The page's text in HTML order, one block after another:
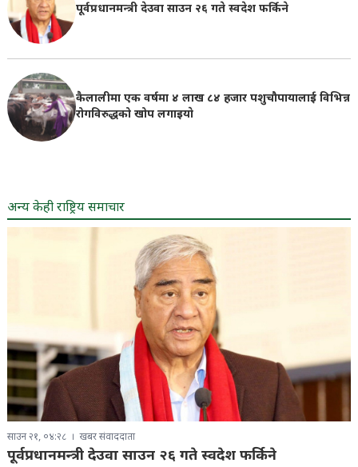
पूर्वप्रधानमन्त्री देउवा साउन २६ गते स्वदेश फर्किने
कैलालीमा एक वर्षमा ४ लाख ८४ हजार पशुचौपायालाई विभिन्न
रोगविरुद्धको खोप लगाइयाे
अन्य केही राष्ट्रिय समाचार
साउन २१, ०४:२८ खबर संवाददाता
पूर्वप्रधानमन्त्री देउवा साउन २६ गते स्वदेश फर्किने